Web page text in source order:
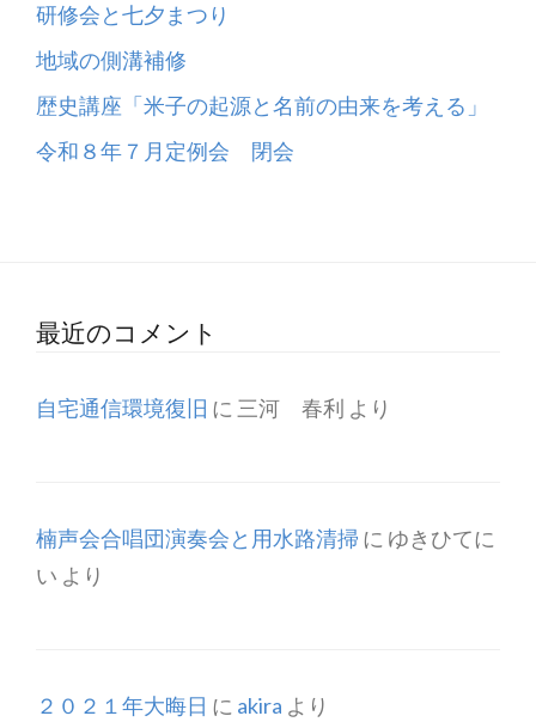
研修会と七夕まつり
地域の側溝補修
歴史講座「米子の起源と名前の由来を考える」
令和８年７月定例会 閉会
最近のコメント
自宅通信環境復旧 に 三河 春利 より
楠声会合唱団演奏会と用水路清掃 に ゆきひてに
い より
２０２１年大晦日 に akira より